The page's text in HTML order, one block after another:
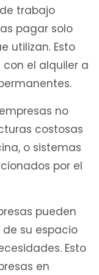
trabajo
pagar solo
utilizan. Esto
el alquiler a
no
costosas
o sistemas
por el
pueden
su espacio
Esto
en